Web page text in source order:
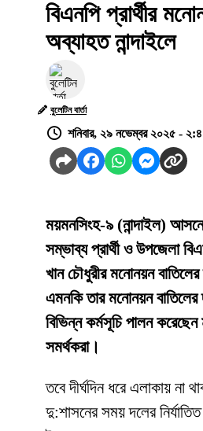
বিএনপি প্রার্থীর
অব্যাহত নান্দাইলে
বুলেটিন বার্তা
শনিবার, ২৯ নভেম্বর ২০২৫ -
ময়মনসিংহ-৯ (নান্দাইল)
সম্ভাব্য প্রার্থী ও উপজেলা
খান চৌধুরীর মনোনয়ন
এমনকি তার মনোনয়ন বাতিলের
বিভিন্ন কর্মসূচি পালন করেছেন
সমর্থকরা।
তবে দীর্ঘদিন ধরে এলাকায় না
দু:শাসনের সময় দলের নির্যাতিত